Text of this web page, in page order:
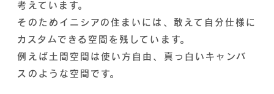
考えています。
そのためイニシアの住まいには、敢えて自分仕様に
カスタムできる空間を残しています。
例えば土間空間は使い方自由、真っ白いキャンバ
スのような空間です。